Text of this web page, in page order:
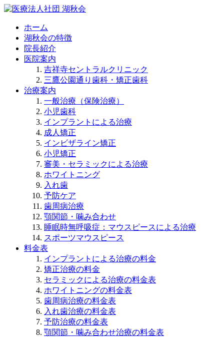
ホーム
湖秋会の特徴
院長紹介
医院案内
吉祥寺セントラルクリニック
三鷹公園通り歯科・矯正歯科
治療案内
一般治療（保険治療）
小児歯科
インプラントによる治療
成人矯正
インビザライン矯正
小児矯正
審美・セラミックによる治療
ホワイトニング
入れ歯
予防ケア
歯周病治療
顎関節・噛み合わせ
睡眠時無呼吸症：マウスピースによる治療
スポーツマウスピース
料金表
インプラントによる治療の料金
矯正治療の料金
セラミックによる治療の料金表
ホワイトニングの料金表
歯周病治療の料金表
入れ歯治療の料金表
予防治療の料金表
顎関節・噛み合わせ治療の料金表